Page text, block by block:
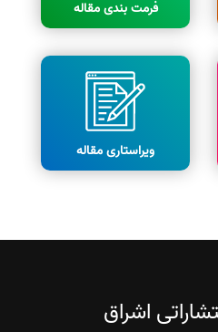
فرمت بندی مقاله
ویراستاری مقاله
اشراق